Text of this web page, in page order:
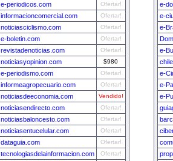
e-periodicos.com Ofertar!
informacioncomercial.com Ofertar!
noticiasciclismo.com Ofertar!
e-boletin.com Ofertar!
revistadenoticias.com Ofertar!
noticiasyopinion.com $980
e-periodismo.com Ofertar!
informeagropecuario.com Ofertar!
noticiasdeeconomia.com Vendido!
noticiasendirecto.com Ofertar!
noticiasbaloncesto.com Ofertar!
noticiasentucelular.com Ofertar!
dataguia.com Ofertar!
tecnologiasdelainformacion.com Ofertar!
e-
e-
e-
e-
e-
e-
e-